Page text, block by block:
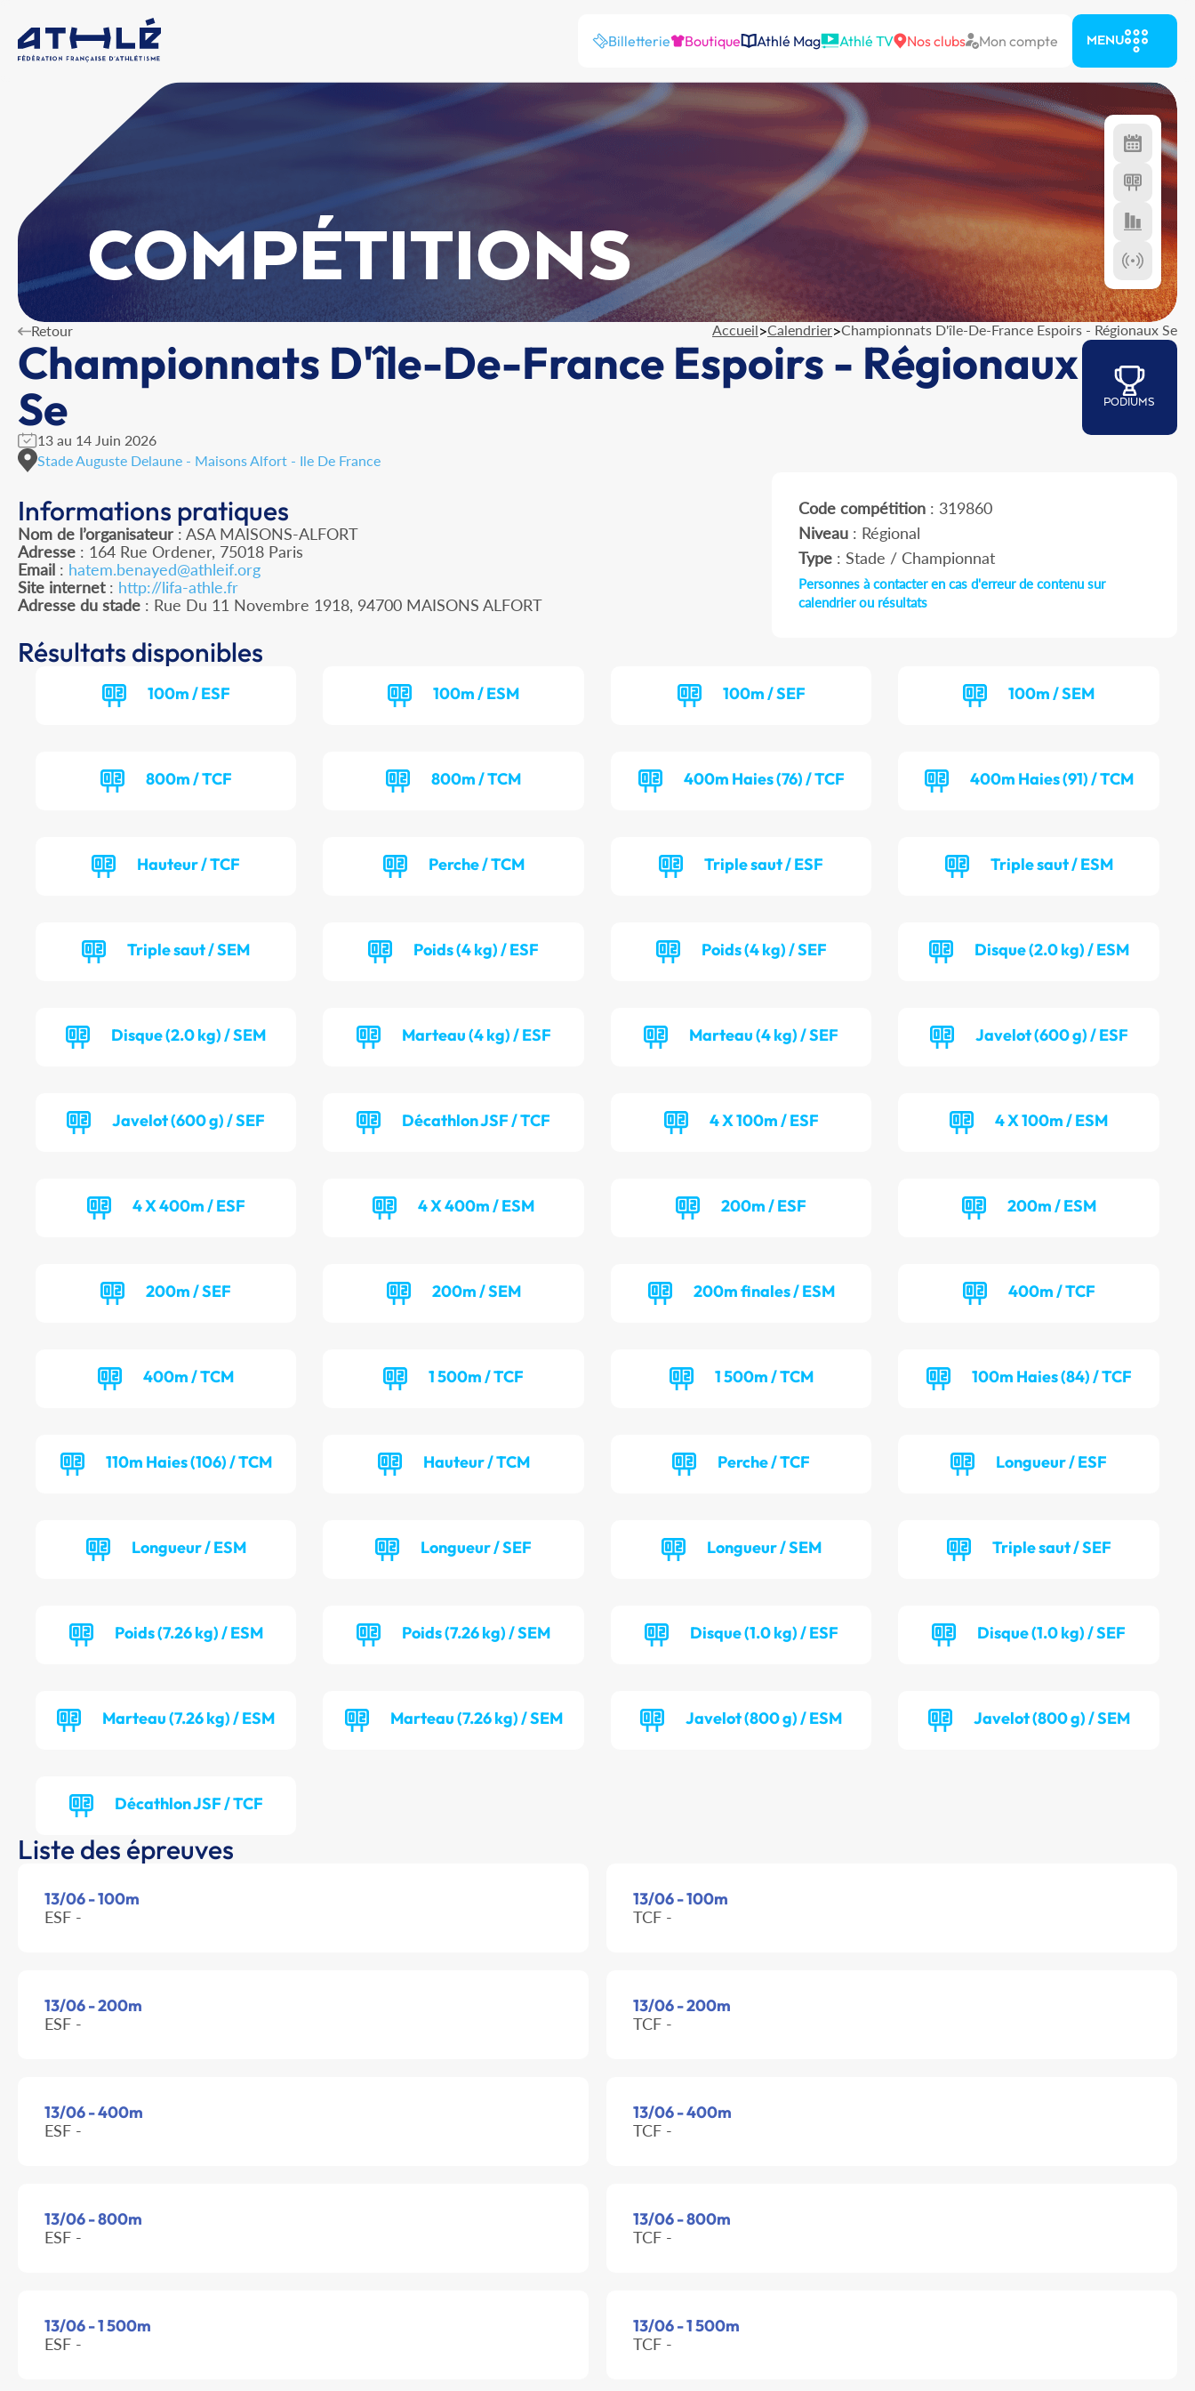
Billetterie Boutique Athlé Mag Athlé TV Nos clubs Mon compte MENU
COMPÉTITIONS
Retour Accueil>Calendrier>Championnats D'île-De-France Espoirs - Régionaux Se
Championnats D'île-De-France Espoirs - Régionaux
Se
13 au 14 Juin 2026
Stade Auguste Delaune - Maisons Alfort - Ile De France
PODIUMS
Informations pratiques
Nom de l’organisateur : ASA MAISONS-ALFORT
Adresse : 164 Rue Ordener, 75018 Paris
Email : hatem.benayed@athleif.org
Site internet: http://lifa-athle.fr
Adresse du stade : Rue Du 11 Novembre 1918, 94700 MAISONS ALFORT
Code compétition: 319860
Niveau: Régional
Type: Stade / Championnat
Personnes à contacter en cas d'erreur de contenu sur
calendrier ou résultats
Résultats disponibles
100m / ESF 100m / ESM 100m / SEF 100m / SEM
800m / TCF 800m / TCM 400m Haies (76) / TCF 400m Haies (91) / TCM
Hauteur / TCF Perche / TCM Triple saut / ESF Triple saut / ESM
Triple saut / SEM Poids (4 kg) / ESF Poids (4 kg) / SEF Disque (2.0 kg) / ESM
Disque (2.0 kg) / SEM Marteau (4 kg) / ESF Marteau (4 kg) / SEF Javelot (600 g) / ESF
Javelot (600 g) / SEF Décathlon JSF / TCF 4 X 100m / ESF 4 X 100m / ESM
4 X 400m / ESF 4 X 400m / ESM 200m / ESF 200m / ESM
200m / SEF 200m / SEM 200m finales / ESM 400m / TCF
400m / TCM 1 500m / TCF 1 500m / TCM 100m Haies (84) / TCF
110m Haies (106) / TCM Hauteur / TCM Perche / TCF Longueur / ESF
Longueur / ESM Longueur / SEF Longueur / SEM Triple saut / SEF
Poids (7.26 kg) / ESM Poids (7.26 kg) / SEM Disque (1.0 kg) / ESF Disque (1.0 kg) / SEF
Marteau (7.26 kg) / ESM Marteau (7.26 kg) / SEM Javelot (800 g) / ESM Javelot (800 g) / SEM
Décathlon JSF / TCF
Liste des épreuves
13/06 - 100m
ESF -
13/06 - 100m
TCF -
13/06 - 200m
ESF -
13/06 - 200m
TCF -
13/06 - 400m
ESF -
13/06 - 400m
TCF -
13/06 - 800m
ESF -
13/06 - 800m
TCF -
13/06 - 1 500m
ESF -
13/06 - 1 500m
TCF -